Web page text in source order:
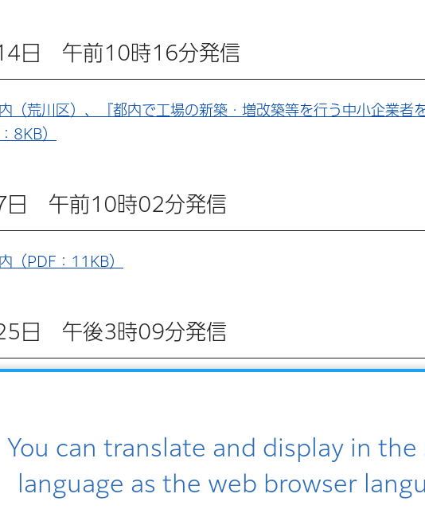
You can translate and display in the
language as the web browser
日 午前10時16分発信
（荒川区）、『都内で工場の新築・増改築等を行う中小企業者
8KB）
午前10時02分発信
（PDF：11KB）
日 午後3時09分発信
ショップ』（荒川区）参加者募集のご案内（PDF：7KB）
日 午前8時57分発信
プライシング戦略」』（中小企業振興公社）参加者募集のご案内